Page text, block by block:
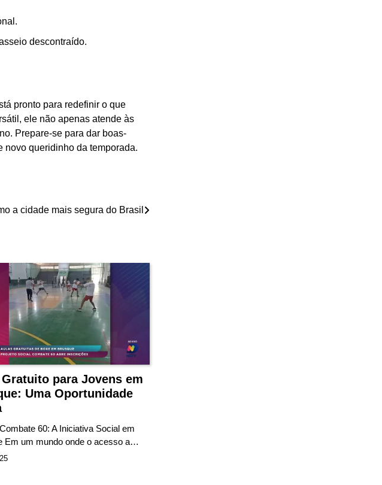
descontraído.
pronto para redefinir o que
ele não apenas atende às
Prepare-se para dar boas-
novo queridinho da temporada.
a cidade mais segura do Brasil
para Jovens em
Uma Oportunidade
60: A Iniciativa Social em
Em um mundo onde o acesso a…